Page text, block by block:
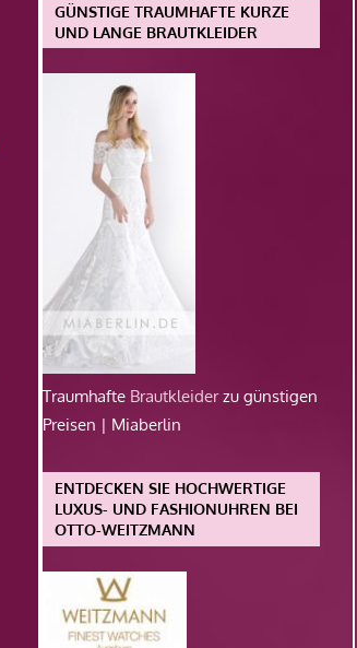
GÜNSTIGE TRAUMHAFTE KURZE
UND LANGE BRAUTKLEIDER
Traumhafte Brautkleiderzu günstigen
Preisen | Miaberlin
ENTDECKEN SIE HOCHWERTIGE
LUXUS- UND FASHIONUHREN BEI
OTTO-WEITZMANN